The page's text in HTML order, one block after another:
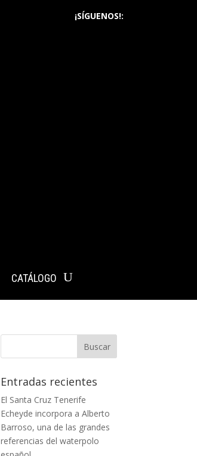
¡SÍGUENOS!:
CATÁLOGO
Entradas recientes
El Santa Cruz Tenerife
Echeyde incorpora a Alberto
Barroso, una de las grandes
referencias del waterpolo